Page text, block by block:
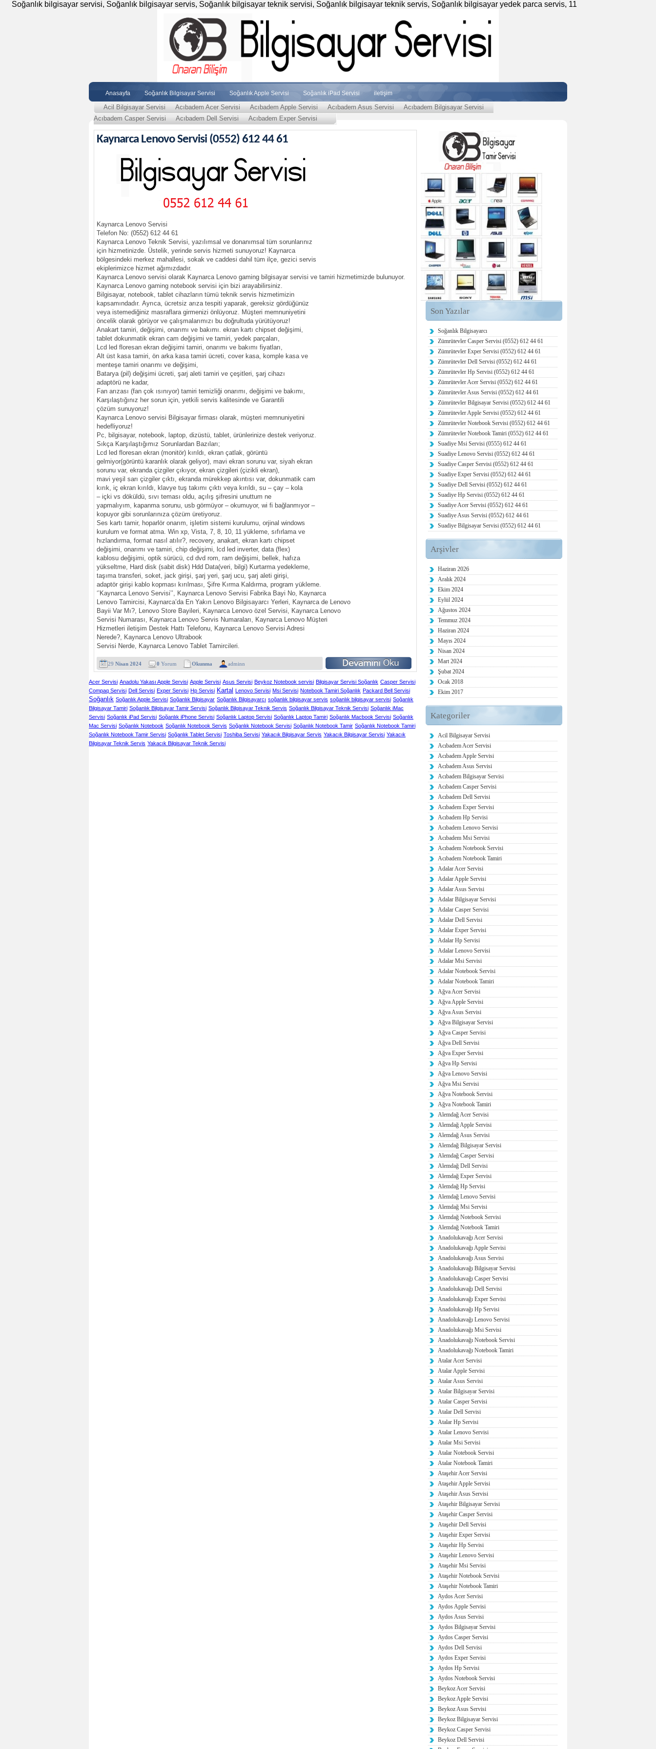
Soğanlık bilgisayar servisi, Soğanlık bilgisayar servis, Soğanlık bilgisayar teknik servisi, Soğanlık bilgisayar teknik servis, Soğanlık bilgisayar yedek parca servis, 11
Anasayfa Soğanlık Bilgisayar Servisi Soğanlık Apple Servisi Soğanlık iPad Servisi iletişim
Acil Bilgisayar Servisi Acıbadem Acer Servisi Acıbadem Apple Servisi Acıbadem Asus Servisi
Acıbadem Bilgisayar Servisi
Acıbadem Casper Servisi
Acıbadem Dell Servisi Acıbadem Exper Servisi
Kaynarca Lenovo Servisi (0552) 612 44 61
Kaynarca Lenovo Servisi
Telefon No: (0552) 612 44 61
Kaynarca Lenovo Teknik Servisi, yazılımsal ve donanımsal tüm sorunlarınız
için hizmetinizde. Üstelik, yerinde servis hizmeti sunuyoruz! Kaynarca
bölgesindeki merkez mahallesi, sokak ve caddesi dahil tüm ilçe, gezici servis
ekiplerimizce hizmet ağımızdadır.
Kaynarca Lenovo servisi olarak Kaynarca Lenovo gaming bilgisayar servisi ve tamiri hizmetimizde bulunuyor.
Kaynarca Lenovo gaming notebook servisi için bizi arayabilirsiniz.
Bilgisayar, notebook, tablet cihazların tümü teknik servis hizmetimizin
kapsamındadır. Ayrıca, ücretsiz arıza tespiti yaparak, gereksiz gördüğünüz
veya istemediğiniz masraflara girmenizi önlüyoruz. Müşteri memnuniyetini
öncelik olarak görüyor ve çalışmalarımızı bu doğrultuda yürütüyoruz!
Anakart tamiri, değişimi, onarımı ve bakımı. ekran kartı chipset değişimi,
tablet dokunmatik ekran cam değişimi ve tamiri, yedek parçaları,
Lcd led floresan ekran değişimi tamiri, onarımı ve bakımı fiyatları,
Alt üst kasa tamiri, ön arka kasa tamiri ücreti, cover kasa, komple kasa ve
menteşe tamiri onarımı ve değişimi,
Batarya (pil) değişimi ücreti, şarj aleti tamiri ve çeşitleri, şarj cihazı
adaptörü ne kadar,
Fan arızası (fan çok ısınıyor) tamiri temizliği onarımı, değişimi ve bakımı,
Karşılaştığınız her sorun için, yetkili servis kalitesinde ve Garantili
çözüm sunuyoruz!
Kaynarca Lenovo servisi Bilgisayar firması olarak, müşteri memnuniyetini
hedefliyoruz!
Pc, bilgisayar, notebook, laptop, dizüstü, tablet, ürünlerinize destek veriyoruz.
Sıkça Karşılaştığımız Sorunlardan Bazıları;
Lcd led floresan ekran (monitör) kırıldı, ekran çatlak, görüntü
gelmiyor(görüntü karanlık olarak geliyor), mavi ekran sorunu var, siyah ekran
sorunu var, ekranda çizgiler çıkıyor, ekran çizgileri (çizikli ekran),
mavi yeşil sarı çizgiler çıktı, ekranda mürekkep akıntısı var, dokunmatik cam
kırık, iç ekran kırıldı, klavye tuş takımı çıktı veya kırıldı, su – çay – kola
– içki vs döküldü, sıvı teması oldu, açılış şifresini unuttum ne
yapmalıyım, kapanma sorunu, usb görmüyor – okumuyor, wi fi bağlanmıyor –
kopuyor gibi sorunlarınıza çözüm üretiyoruz.
Ses kartı tamir, hoparlör onarım, işletim sistemi kurulumu, orjinal windows
kurulum ve format atma. Win xp, Vista, 7, 8, 10, 11 yükleme, sıfırlama ve
hızlandırma, format nasıl atılır?, recovery, anakart, ekran kartı chipset
değişimi, onarımı ve tamiri, chip değişimi, lcd led inverter, data (flex)
kablosu değişimi, optik sürücü, cd dvd rom, ram değişimi, bellek, hafıza
yükseltme, Hard disk (sabit disk) Hdd Data(veri, bilgi) Kurtarma yedekleme,
taşıma transferi, soket, jack girişi, şarj yeri, şarj ucu, şarj aleti girişi,
adaptör girişi kablo kopması kırılması, Şifre Kırma Kaldırma, program yükleme.
‘’Kaynarca Lenovo Servisi’’, Kaynarca Lenovo Servisi Fabrika Bayi No, Kaynarca
Lenovo Tamircisi, Kaynarca’da En Yakın Lenovo Bilgisayarcı Yerleri, Kaynarca de Lenovo
Bayii Var Mı?, Lenovo Store Bayileri, Kaynarca Lenovo özel Servisi, Kaynarca Lenovo
Servisi Numarası, Kaynarca Lenovo Servis Numaraları, Kaynarca Lenovo Müşteri
Hizmetleri iletişim Destek Hattı Telefonu, Kaynarca Lenovo Servisi Adresi
Nerede?, Kaynarca Lenovo Ultrabook
Servisi Nerde, Kaynarca Lenovo Tablet Tamircileri.
29 Nisan 2024 0 Yorum Okunma adminn
Son Yazılar
Soğanlık Bilgisayarcı
Zümrütevler Casper Servisi (0552) 612 44 61
Zümrütevler Exper Servisi (0552) 612 44 61
Zümrütevler Dell Servisi (0552) 612 44 61
Zümrütevler Hp Servisi (0552) 612 44 61
Zümrütevler Acer Servisi (0552) 612 44 61
Zümrütevler Asus Servisi (0552) 612 44 61
Zümrütevler Bilgisayar Servisi (0552) 612 44 61
Zümrütevler Apple Servisi (0552) 612 44 61
Zümrütevler Notebook Servisi (0552) 612 44 61
Zümrütevler Notebook Tamiri (0552) 612 44 61
Suadiye Msi Servisi (0555) 612 44 61
Suadiye Lenovo Servisi (0552) 612 44 61
Suadiye Casper Servisi (0552) 612 44 61
Suadiye Exper Servisi (0552) 612 44 61
Suadiye Dell Servisi (0552) 612 44 61
Suadiye Hp Servisi (0552) 612 44 61
Suadiye Acer Servisi (0552) 612 44 61
Suadiye Asus Servisi (0552) 612 44 61
Suadiye Bilgisayar Servisi (0552) 612 44 61
Arşivler
Haziran 2026
Aralık 2024
Ekim 2024
Eylül 2024
Ağustos 2024
Temmuz 2024
Haziran 2024
Mayıs 2024
Nisan 2024
Mart 2024
Şubat 2024
Ocak 2018
Ekim 2017
Kategoriler
Acil Bilgisayar Servisi
Acıbadem Acer Servisi
Acıbadem Apple Servisi
Acıbadem Asus Servisi
Acıbadem Bilgisayar Servisi
Acıbadem Casper Servisi
Acıbadem Dell Servisi
Acıbadem Exper Servisi
Acıbadem Hp Servisi
Acıbadem Lenovo Servisi
Acıbadem Msi Servisi
Acıbadem Notebook Servisi
Acıbadem Notebook Tamiri
Adalar Acer Servisi
Adalar Apple Servisi
Adalar Asus Servisi
Adalar Bilgisayar Servisi
Adalar Casper Servisi
Adalar Dell Servisi
Adalar Exper Servisi
Adalar Hp Servisi
Adalar Lenovo Servisi
Adalar Msi Servisi
Adalar Notebook Servisi
Adalar Notebook Tamiri
Ağva Acer Servisi
Ağva Apple Servisi
Ağva Asus Servisi
Ağva Bilgisayar Servisi
Ağva Casper Servisi
Ağva Dell Servisi
Ağva Exper Servisi
Ağva Hp Servisi
Ağva Lenovo Servisi
Ağva Msi Servisi
Ağva Notebook Servisi
Ağva Notebook Tamiri
Alemdağ Acer Servisi
Alemdağ Apple Servisi
Alemdağ Asus Servisi
Alemdağ Bilgisayar Servisi
Alemdağ Casper Servisi
Alemdağ Dell Servisi
Alemdağ Exper Servisi
Alemdağ Hp Servisi
Alemdağ Lenovo Servisi
Alemdağ Msi Servisi
Alemdağ Notebook Servisi
Alemdağ Notebook Tamiri
Anadolukavağı Acer Servisi
Anadolukavağı Apple Servisi
Anadolukavağı Asus Servisi
Anadolukavağı Bilgisayar Servisi
Anadolukavağı Casper Servisi
Anadolukavağı Dell Servisi
Anadolukavağı Exper Servisi
Anadolukavağı Hp Servisi
Anadolukavağı Lenovo Servisi
Anadolukavağı Msi Servisi
Anadolukavağı Notebook Servisi
Anadolukavağı Notebook Tamiri
Atalar Acer Servisi
Atalar Apple Servisi
Atalar Asus Servisi
Atalar Bilgisayar Servisi
Atalar Casper Servisi
Atalar Dell Servisi
Atalar Hp Servisi
Atalar Lenovo Servisi
Atalar Msi Servisi
Atalar Notebook Servisi
Atalar Notebook Tamiri
Ataşehir Acer Servisi
Ataşehir Apple Servisi
Ataşehir Asus Servisi
Ataşehir Bilgisayar Servisi
Ataşehir Casper Servisi
Ataşehir Dell Servisi
Ataşehir Exper Servisi
Ataşehir Hp Servisi
Ataşehir Lenovo Servisi
Ataşehir Msi Servisi
Ataşehir Notebook Servisi
Ataşehir Notebook Tamiri
Aydos Acer Servisi
Aydos Apple Servisi
Aydos Asus Servisi
Aydos Bilgisayar Servisi
Aydos Casper Servisi
Aydos Dell Servisi
Aydos Exper Servisi
Aydos Hp Servisi
Aydos Notebook Servisi
Beykoz Acer Servisi
Beykoz Apple Servisi
Beykoz Asus Servisi
Beykoz Bilgisayar Servisi
Beykoz Casper Servisi
Beykoz Dell Servisi
Acer Servisi Anadolu Yakası Apple Servisi Apple Servisi Asus Servisi Beykoz Notebook servisi Bilgisayar Servisi Soğanlık Casper Servisi
Compaq Servisi Dell Servisi Exper Servisi Hp Servisi Kartal Lenovo Servisi Msi Servisi Notebook Tamiri Soğanlık Packard Bell Servisi
Soğanlık Soğanlık Apple Servisi Soğanlık Bilgisayar Soğanlık Bilgisayarcı soğanlık bilgisayar servis soğanlık bilgisayar servisi Soğanlık
Bilgisayar Tamiri Soğanlık Bilgisayar Tamir Servisi Soğanlık Bilgisayar Teknik Servis Soğanlık Bilgisayar Teknik Servisi Soğanlık iMac
Servisi Soğanlık iPad Servisi Soğanlık iPhone Servisi Soğanlık Laptop Servisi Soğanlık Laptop Tamiri Soğanlık Macbook Servisi Soğanlık
Mac Servisi Soğanlık Notebook Soğanlık Notebook Servis Soğanlık Notebook Servisi Soğanlık Notebook Tamir Soğanlık Notebook Tamiri
Soğanlık Notebook Tamir Servisi Soğanlık Tablet Servisi Toshiba Servisi Yakacık Bilgisayar Servis Yakacık Bilgisayar Servisi Yakacık
Bilgisayar Teknik Servis Yakacık Bilgisayar Teknik Servisi